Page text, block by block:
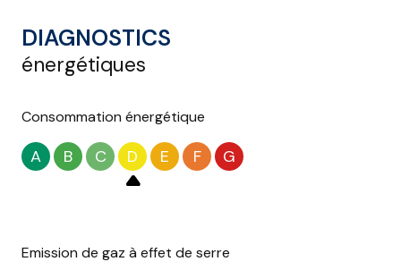
DIAGNOSTICS
énergétiques
Consommation énergétique
A B C D E F G
Emission de gaz à effet de serre